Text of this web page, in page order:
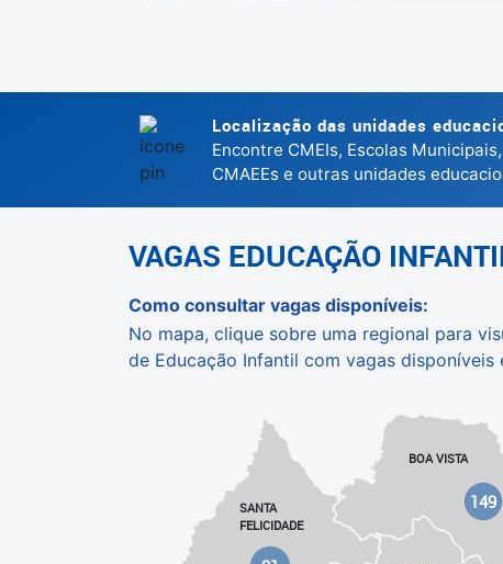
Localização das unidades
Encontre CMEIs, Escolas
CMAEEs e outras unidades
VAGAS EDUCAÇÃO
Como consultar vagas disponíveis:
No mapa, clique sobre uma regional para
de Educação Infantil com vagas disponíveis
SANTA
FELICIDADE
BOA VISTA
149